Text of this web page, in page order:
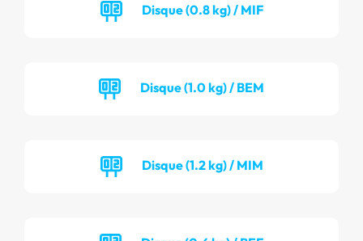
Disque (0.8 kg) / MIF
Disque (1.0 kg) / BEM
Disque (1.2 kg) / MIM